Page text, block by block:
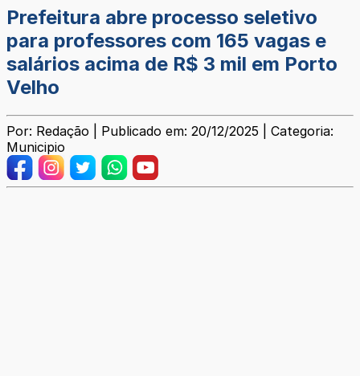
Prefeitura abre processo seletivo
para professores com 165 vagas e
salários acima de R$ 3 mil em Porto
Velho
Por: Redação | Publicado em: 20/12/2025 | Categoria:
Municipio